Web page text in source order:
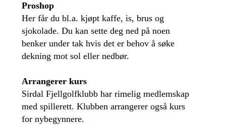
Proshop
Her får du bl.a. kjøpt kaffe, is, brus og
sjokolade. Du kan sette deg ned på noen
benker under tak hvis det er behov å søke
dekning mot sol eller nedbør.
Arrangerer kurs
Sirdal Fjellgolfklubb har rimelig medlemskap
med spillerett. Klubben arrangerer også kurs
for nybegynnere.